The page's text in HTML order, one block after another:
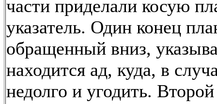
части приделали косую
указатель. Один конец
обращенный вниз,
находится ад, куда, в
недолго и угодить.